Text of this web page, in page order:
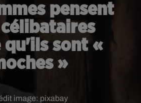
pensent
qu'ils sont «
»
image: pixabay